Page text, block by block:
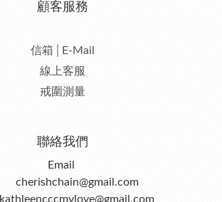
顧客服務
信箱│E-Mail
線上客服
戒圍測量
聯絡我們
Email
cherishchain@gmail.com
kathleencccmylove@gmail.com